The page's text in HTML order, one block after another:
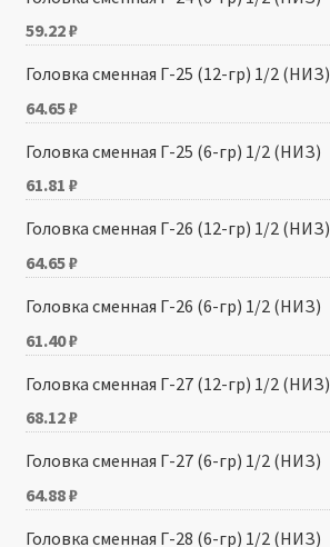
59.22₽
Головка сменная Г-25 (12-гр) 1/2 (НИЗ)
64.65₽
Головка сменная Г-25 (6-гр) 1/2 (НИЗ)
61.81 ₽
Головка сменная Г-26 (12-гр) 1/2 (НИЗ)
64.65₽
Головка сменная Г-26 (6-гр) 1/2 (НИЗ)
61.40₽
Головка сменная Г-27 (12-гр) 1/2 (НИЗ)
68.12₽
Головка сменная Г-27 (6-гр) 1/2 (НИЗ)
64.88₽
Головка сменная Г-28 (6-гр) 1/2 (НИЗ)